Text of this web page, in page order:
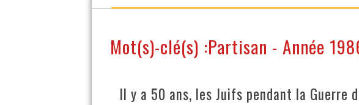
Mot(s)-clé(s) :Partisan - Année
Il y a 50 ans, les Juifs pendant la Guerre